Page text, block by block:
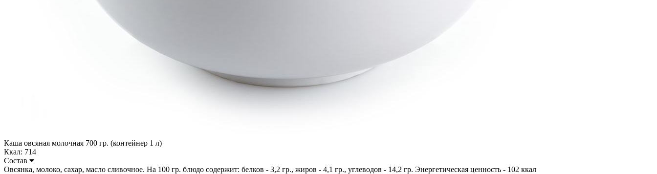
Каша овсяная молочная 700 гр. (контейнер 1 л)
Ккал: 714
Состав
Овсянка, молоко, сахар, масло сливочное. На 100 гр. блюдо содержит: белков - 3,2 гр., жиров - 4,1 гр., углеводов - 14,2 гр. Энергетическая ценность - 102 ккал